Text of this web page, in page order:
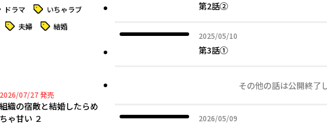
ドラマ タグ いちゃラブ
タグ 夫婦 タグ 結婚
2026/07/272026年07月27日
発売
組織の宿敵と結婚したらめ
ちゃ甘い ２
第2話②
2025/05/10
2025年05月10日
第3話①
その他の話は公開終了
2026/05/09
2026年05月09日